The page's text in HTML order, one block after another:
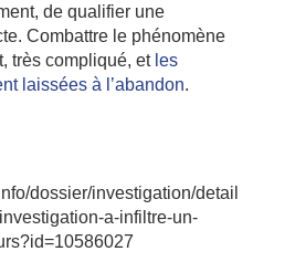
de qualifier une
Combattre le phénomène
très compliqué, et les
laissées à l’abandon.
dossier/investigation/detail
a-infiltre-un-